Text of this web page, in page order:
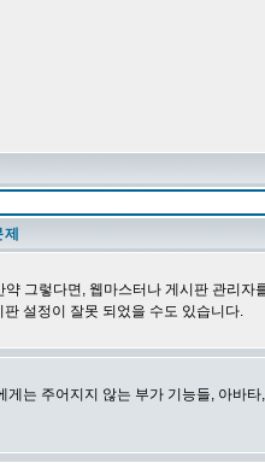
그렇다면, 웹마스터나 게시판 관리
설정이 잘못 되었을 수도 있습니다.
는 주어지지 않는 부가 기능들, 아바